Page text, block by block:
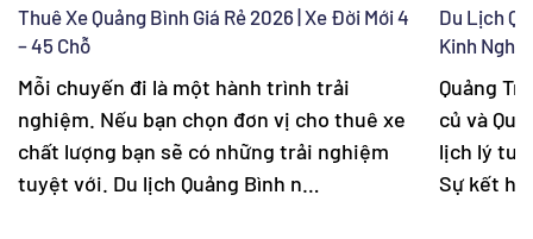
Thuê Xe Quảng Bình Giá Rẻ 2026 | Xe Đời Mới 4
– 45 Chỗ
Mỗi chuyến đi là một hành trình trải
nghiệm. Nếu bạn chọn đơn vị cho thuê xe
chất lượng bạn sẽ có những trải nghiệm
tuyệt với. Du lịch Quảng Bình n…
Du Lịch
Kinh
Quảng
củ và
lịch lý
Sự kết